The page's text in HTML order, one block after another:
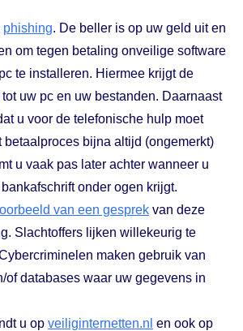
phishing. De beller is op uw geld uit en
om tegen betaling onveilige software
te installeren. Hiermee krijgt de
uw pc en uw bestanden. Daarnaast
u voor de telefonische hulp moet
betaalproces bijna altijd (ongemerkt)
u vaak pas later achter wanneer u
onder ogen krijgt.
van een gesprek van deze
Slachtoffers lijken willekeurig te
maken gebruik van
of databases waar uw gegevens in
u op veiliginternetten.nl en ook op